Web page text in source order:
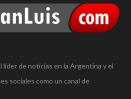
líder de noticias en la Argentina y el
sociales como un canal de